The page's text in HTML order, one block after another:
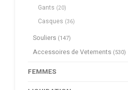
Gants (20)
Casques (36)
Souliers (147)
Accessoires de Vetements (530)
FEMMES